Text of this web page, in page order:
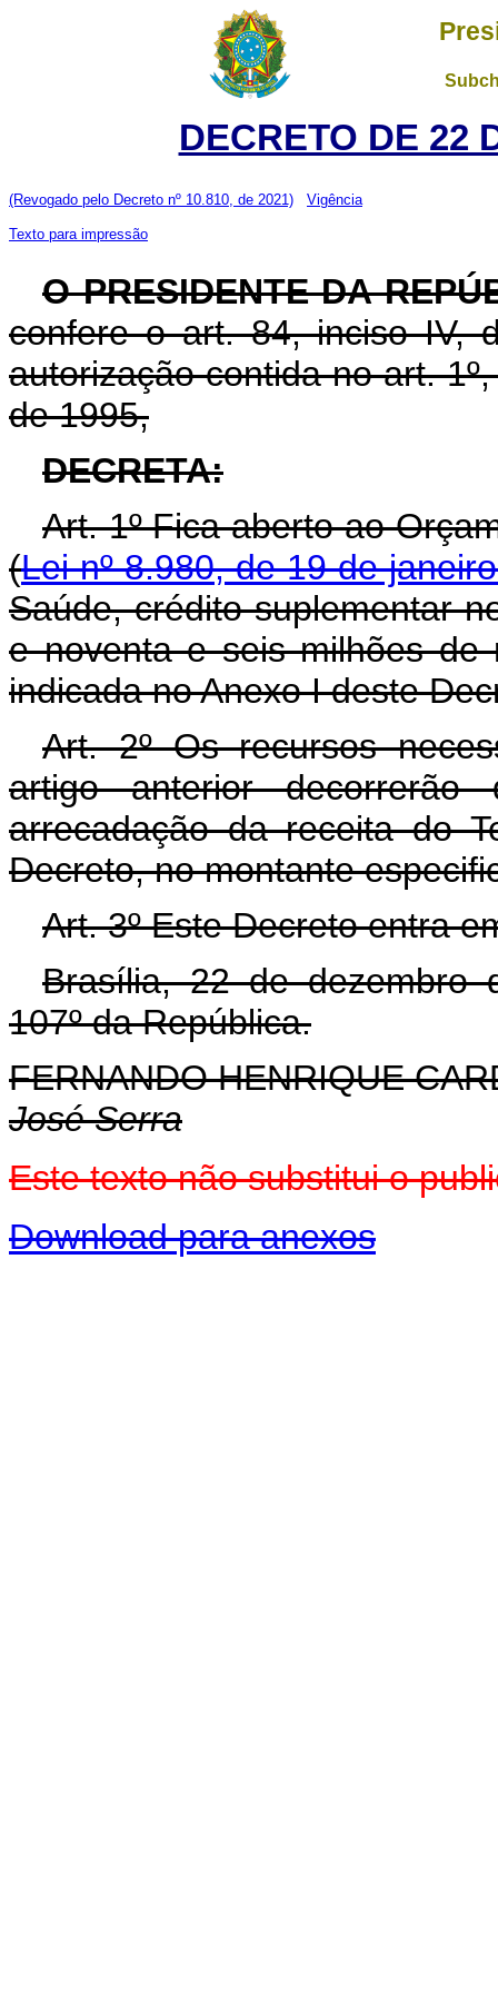
DECRETO DE 22
(Revogado pelo Decreto nº 10.810, de 2021) Vigência
Texto para impressão
O PRESIDENTE DA
confere o art. 84, inciso IV,
autorização contida no art.
de 1995,
DECRETA:
Art. 1º Fica aberto ao
(Lei nº 8.980, de 19 de
Saúde, crédito suplementar
e noventa e seis milhões de
indicada no Anexo I deste
Art. 2º Os recursos
artigo anterior
arrecadação da receita do
Decreto, no montante
Art. 3º Este Decreto entra
Brasília, 22 de dezembro
107º da República.
FERNANDO HENRIQUE
José Serra
Este texto não substitui o
Download para anexos